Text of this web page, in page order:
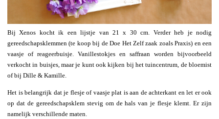
Bij Xenos kocht ik een lijstje van 21 x 30 cm. Verder heb je nodig
gereedschapsklemmen (te koop bij de Doe Het Zelf zaak zoals Praxis) en een
vaasje of reageerbuisje. Vanillestokjes en saffraan worden bijvoorbeeld
verkocht in buisjes, maar je kunt ook kijken bij het tuincentrum, de bloemist
of bij Dille & Kamille.
Het is belangrijk dat je flesje of vaasje plat is aan de achterkant en let er ook
op dat de gereedschapsklem stevig om de hals van je flesje klemt. Er zijn
namelijk verschillende maten.